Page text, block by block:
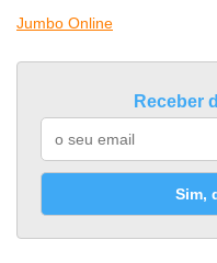
Jumbo Online
Receber
Sim,